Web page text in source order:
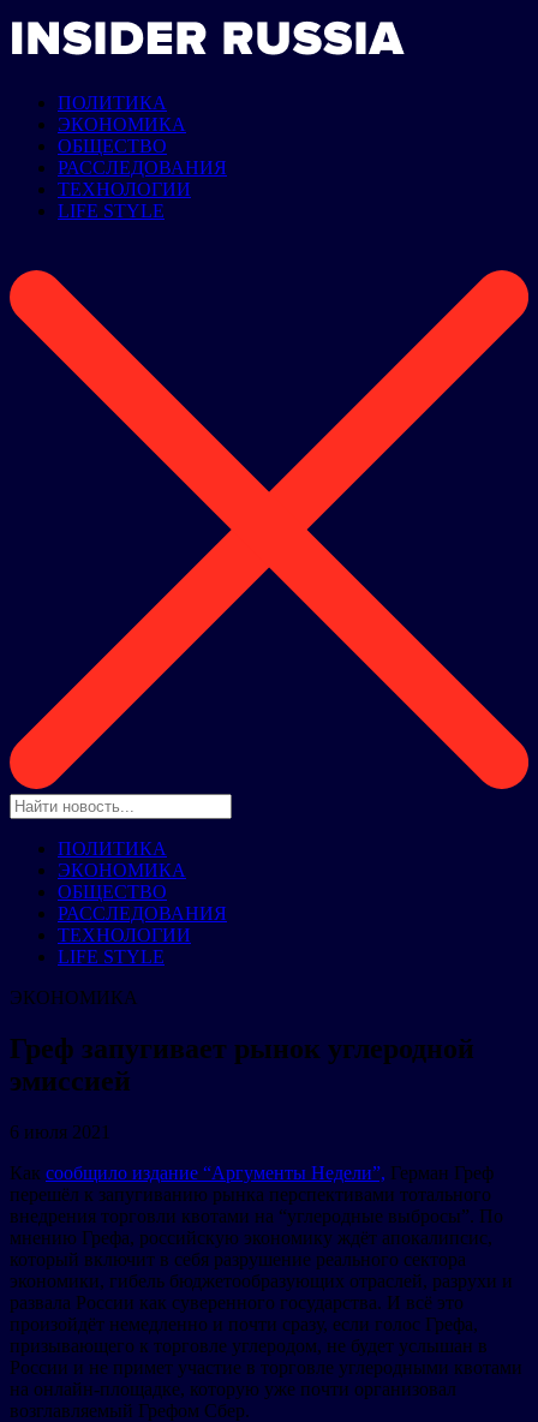
ПОЛИТИКА
ЭКОНОМИКА
ОБЩЕСТВО
РАССЛЕДОВАНИЯ
ТЕХНОЛОГИИ
LIFE STYLE
ПОЛИТИКА
ЭКОНОМИКА
ОБЩЕСТВО
РАССЛЕДОВАНИЯ
ТЕХНОЛОГИИ
LIFE STYLE
ЭКОНОМИКА
Греф запугивает рынок углеродной
эмиссией
6 июля 2021
Как сообщило издание “Аргументы Недели”, Герман Греф
перешёл к запугиванию рынка перспективами тотального
внедрения торговли квотами на “углеродные выбросы”. По
мнению Грефа, российскую экономику ждёт апокалипсис,
который включит в себя разрушение реального сектора
экономики, гибель бюджетообразующих отраслей, разрухи и
развала России как суверенного государства. И всё это
произойдёт немедленно и почти сразу, если голос Грефа,
призывающего к торговле углеродом, не будет услышан в
России и не примет участие в торговле углеродными квотами
на онлайн-площадке, которую уже почти организовал
возглавляемый Грефом Сбер.